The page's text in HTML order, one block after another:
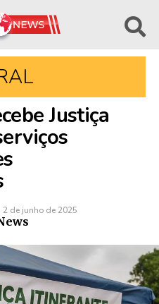
Justiça
2 de junho de 2025